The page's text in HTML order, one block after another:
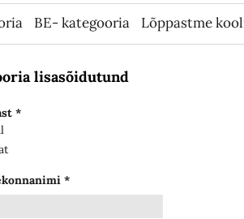
BE- kategooria Lõppastme
lisasõidutund